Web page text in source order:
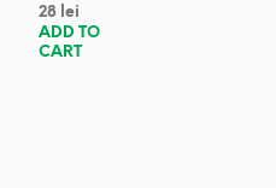
28 lei
ADD TO
CART